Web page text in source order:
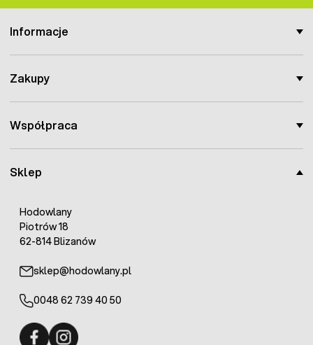
Sklep
Hodowlany
Piotrów 18
62-814 Blizanów
sklep@hodowlany.pl
0048 62 739 40 50
Informacje
Zakupy
Współpraca